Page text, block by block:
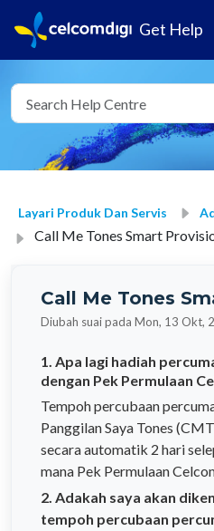
Get Help
Layari Produk Dan Servis
Call Me Tones Smart
Call Me Tones
Diubah suai pada Mon, 13 Okt,
1. Apa lagi hadiah
dengan Pek Permulaan
Tempoh percubaan
Panggilan Saya Tones
secara automatik 2 hari
mana Pek Permulaan
2. Adakah saya akan
tempoh percubaan